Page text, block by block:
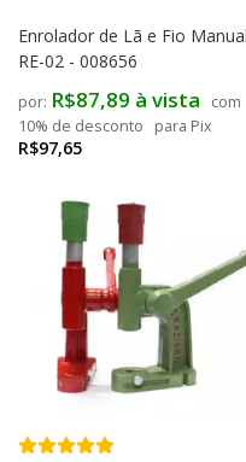
Enrolador de Lã e Fio Manual
RE-02 - 008656
R$97,65
R$87,89 à vista
com
10% de desconto
para Pix